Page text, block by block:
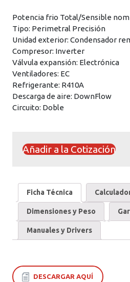
Potencia frio Total/Sensible
Tipo: Perimetral Precisión
Unidad exterior: Condensador
Compresor: Inverter
Válvula expansión: Electrónica
Ventiladores: EC
Refrigerante: R410A
Descarga de aire: DownFlow
Circuito: Doble
Añadir a la Cotización
Ficha Técnica
Dimensiones y Peso
Manuales y Drivers
DESCARGAR AQUÍ